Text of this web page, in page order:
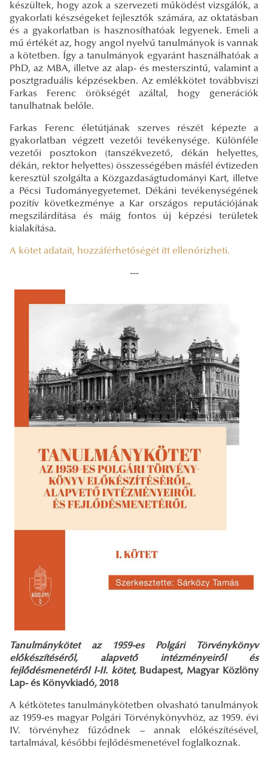
készültek, hogy azok a szervezeti működést vizsgálók, a
gyakorlati készségeket fejlesztők számára, az oktatásban
és a gyakorlatban is hasznosíthatóak legyenek. Emeli a
mű értékét az, hogy angol nyelvű tanulmányok is vannak
a kötetben. Így a tanulmányok egyaránt használhatóak a
PhD, az MBA, illetve az alap- és mesterszintű, valamint a
posztgraduális képzésekben. Az emlékkötet továbbviszi
Farkas Ferenc örökségét azáltal, hogy generációk
tanulhatnak belőle.
Farkas Ferenc életútjának szerves részét képezte a
gyakorlatban végzett vezetői tevékenysége. Különféle
vezetői posztokon (tanszékvezető, dékán helyettes,
dékán, rektor helyettes) összességében másfél évtizeden
keresztül szolgálta a Közgazdaságtudományi Kart, illetve
a Pécsi Tudományegyetemet. Dékáni tevékenységének
pozitív következménye a Kar országos reputációjának
megszilárdítása és máig fontos új képzési területek
kialakítása.
A kötet adatait, hozzáférhetőségét itt ellenőrizheti.
---
Tanulmánykötet az 1959-es Polgári Törvénykönyv
előkészítéséről, alapvető intézményeiről és
fejlődésmenetéről I-II. kötet,Budapest, Magyar Közlöny
Lap- és Könyvkiadó, 2018
A kétkötetes tanulmánykötetben olvasható tanulmányok
az 1959-es magyar Polgári Törvénykönyvhöz, az 1959. évi
IV. törvényhez fűződnek – annak előkészítésével,
tartalmával, későbbi fejlődésmenetével foglalkoznak.